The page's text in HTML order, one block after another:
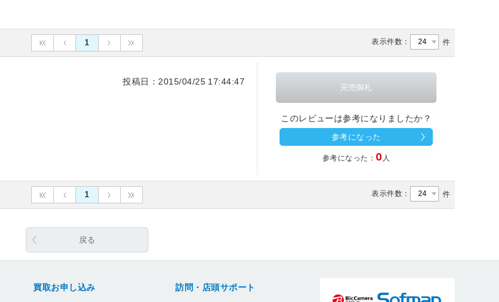
1 表示件数： 件
投稿日：2015/04/25 17:44:47
このレビューは参考になりましたか？
参考になった
参考になった：0 人
1 表示件数： 件
戻る
買取お申し込み 訪問・店頭サポート